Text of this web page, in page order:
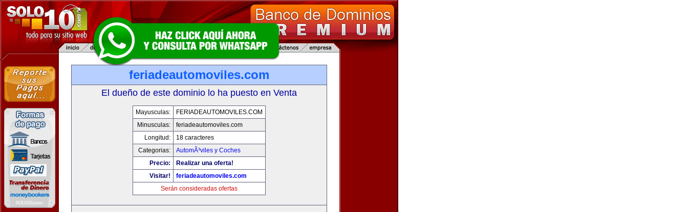
feriadeautomoviles.com
El dueño de este dominio lo ha puesto en Venta
Mayusculas:
FERIADEAUTOMOVILES.COM
Minusculas:
feriadeautomoviles.com
Longitud:
18 caracteres
Categorias:
AutomÃ³viles y Coches
Precio:
Realizar una oferta!
Visitar!
feriadeautomoviles.com
Serán consideradas ofertas